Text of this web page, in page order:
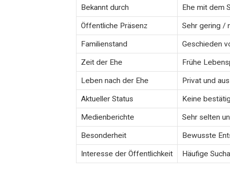
Bekannt durch Ehe mit dem
Öffentliche Präsenz Sehr gering /
Familienstand Geschieden
Zeit der Ehe Frühe
Leben nach der Ehe Privat und
Aktueller Status Keine
Medienberichte Sehr selten
Besonderheit Bewusste
Interesse der Öffentlichkeit Häufige